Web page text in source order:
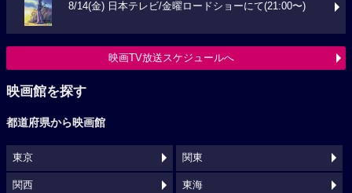
8/14(金) 日本テレビ/金曜ロードショーにて(21:00〜)
映画TV放送スケジュールへ
映画館を探す
都道府県から映画館
東京 関東
関西 東海